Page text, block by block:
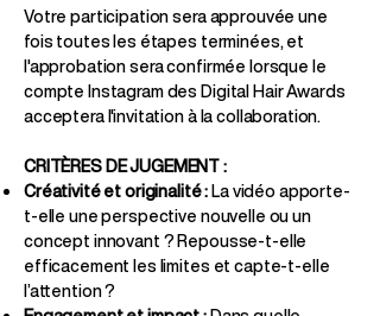
Votre participation sera approuvée une
fois toutes les étapes terminées, et
l'approbation sera confirmée lorsque le
compte Instagram des Digital Hair Awards
acceptera l'invitation à la collaboration.
CRITÈRES DE JUGEMENT :
Créativité et originalité :La vidéo apporte-
t-elle une perspective nouvelle ou un
concept innovant ? Repousse-t-elle
efficacement les limites et capte-t-elle
l’attention ?